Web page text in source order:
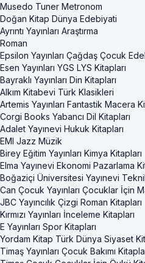
Musedo Tuner Metronom
Doğan Kitap Dünya Edebiyati
Ayrıntı Yayınları Araştırma
Roman
Epsilon Yayınları Çağdaş Çocuk
Esen Yayınları YGS LYS Kitapları
Bayraklı Yayınları Din Kitapları
Alkım Kitabevi Türk Klasikleri
Artemis Yayınları Fantastik Macera
Corgi Books Yabancı Dil Kitapları
Adalet Yayınevi Hukuk Kitapları
EMI Jazz Müzik
Birey Eğitim Yayınları Kimya Kitapları
Elma Yayınevi Ekonomi Pazarlama
Boğaziçi Üniversitesi Yayınevi
Can Çocuk Yayınları Çocuklar İçin
JBC Yayıncılık Çizgi Roman Kitapları
Kırmızı Yayınları İnceleme Kitapları
E Yayınları Spor Kitapları
Yordam Kitap Türk Dünya Siyaset
Timaş Yayınları Çocuk Bakımı